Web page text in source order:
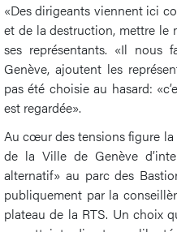
«Des dirigeants viennent ici
et de la destruction, mettre le
ses représentants. «Il nous
Genève, ajoutent les
pas été choisie au hasard:
est regardée».
Au cœur des tensions figure
de la Ville de Genève
alternatif» au parc des
publiquement par la
plateau de la RTS. Un choix